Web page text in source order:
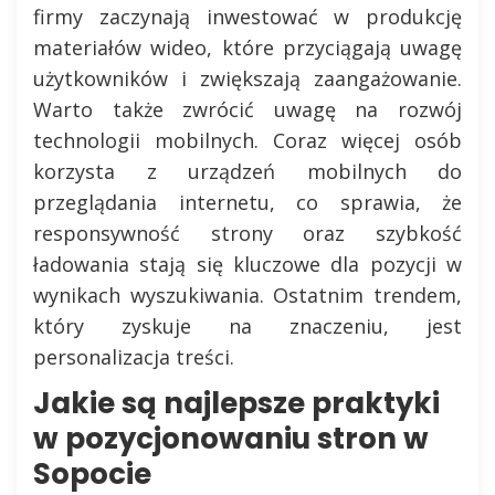
firmy zaczynają inwestować w produkcję
materiałów wideo, które przyciągają uwagę
użytkowników i zwiększają zaangażowanie.
Warto także zwrócić uwagę na rozwój
technologii mobilnych. Coraz więcej osób
korzysta z urządzeń mobilnych do
przeglądania internetu, co sprawia, że
responsywność strony oraz szybkość
ładowania stają się kluczowe dla pozycji w
wynikach wyszukiwania. Ostatnim trendem,
który zyskuje na znaczeniu, jest
personalizacja treści.
Jakie są najlepsze praktyki
w pozycjonowaniu stron w
Sopocie